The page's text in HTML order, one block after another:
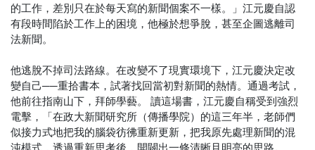
的工作，差別只在於每天寫的新聞個案不一樣。」江元慶自認
有段時間陷於工作上的困境，他極於想爭脫，甚至企圖逃離司
法新聞。
他逃脫不掉司法路線。在改變不了現實環境下，江元慶決定改
變自己──重拾書本，試著找回當初對新聞的熱情。通過考試，
他前往指南山下，拜師學藝。 讀這場書，江元慶自稱受到強烈
電擊，「在政大新聞研究所（傳播學院）的這三年半，老師們
似接力式地把我的腦袋彷彿重新更新，把我原先處理新聞的混
沌模式，透過重新思考後，開闢出一條清晰且明亮的思路。